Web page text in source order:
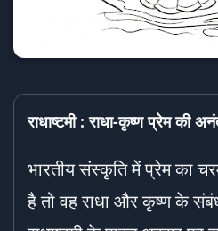
राधाष्टमी : राधा-कृष्ण प्रेम की
भारतीय संस्कृति में प्रेम का
है तो वह राधा और कृष्ण के